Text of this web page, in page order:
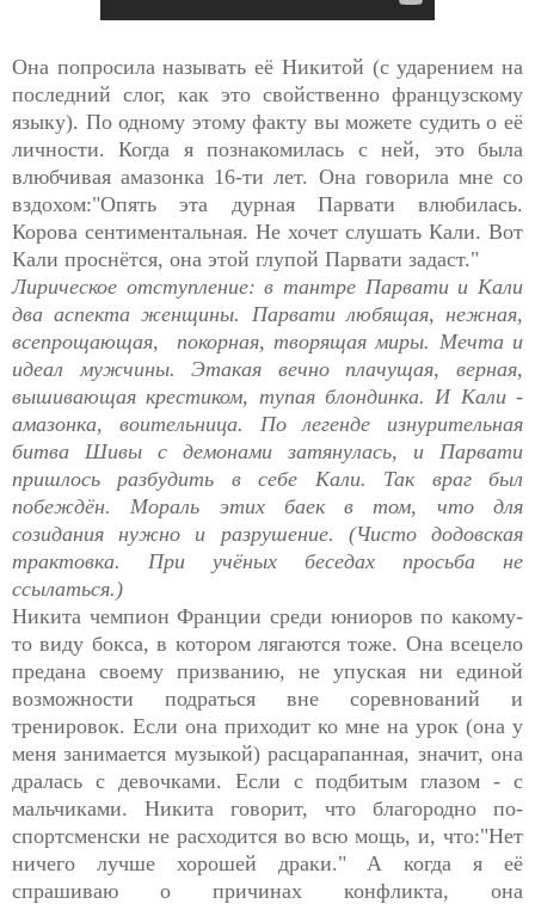
Она попросила называть её Никитой (с ударением на
последний слог, как это свойственно французскому
языку). По одному этому факту вы можете судить о её
личности. Когда я познакомилась с ней, это была
влюбчивая амазонка 16-ти лет. Она говорила мне со
вздохом:"Опять эта дурная Парвати влюбилась.
Корова сентиментальная. Не хочет слушать Кали. Вот
Кали проснётся, она этой глупой Парвати задаст."
Лирическое отступление: в тантре Парвати и Кали
два аспекта женщины. Парвати любящая, нежная,
всепрощающая, покорная, творящая миры. Мечта и
идеал мужчины. Этакая вечно плачущая, верная,
вышивающая крестиком, тупая блондинка. И Кали -
амазонка, воительница. По легенде изнурительная
битва Шивы с демонами затянулась, и Парвати
пришлось разбудить в себе Кали. Так враг был
побеждён. Мораль этих баек в том, что для
созидания нужно и разрушение. (Чисто додовская
трактовка. При учёных беседах просьба не
ссылаться.)
Никита чемпион Франции среди юниоров по какому-
то виду бокса, в котором лягаются тоже. Она всецело
предана своему призванию, не упуская ни единой
возможности подраться вне соревнований и
тренировок. Если она приходит ко мне на урок (она у
меня занимается музыкой) расцарапанная, значит, она
дралась с девочками. Если с подбитым глазом - с
мальчиками. Никита говорит, что благородно по-
спортсменски не расходится во всю мощь, и, что:"Нет
ничего лучше хорошей драки." А когда я её
спрашиваю о причинах конфликта, она